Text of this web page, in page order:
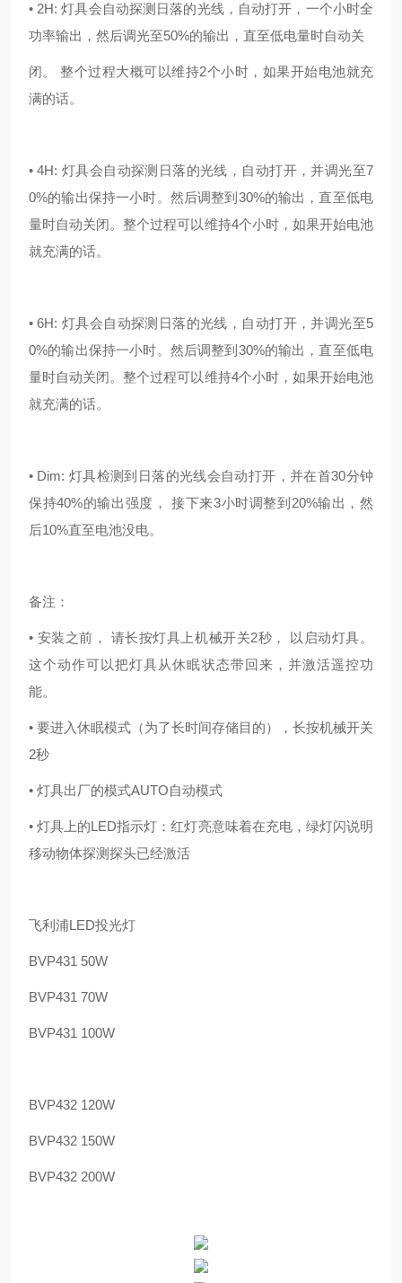
• 2H: 灯具会自动探测日落的光线，自动打开，一个小时全
功率输出，然后调光至50%的输出，直至低电量时自动关
闭。 整个过程大概可以维持2个小时，如果开始电池就充
满的话。
• 4H: 灯具会自动探测日落的光线，自动打开，并调光至7
0%的输出保持一小时。然后调整到30%的输出，直至低电
量时自动关闭。整个过程可以维持4个小时，如果开始电池
就充满的话。
• 6H: 灯具会自动探测日落的光线，自动打开，并调光至5
0%的输出保持一小时。然后调整到30%的输出，直至低电
量时自动关闭。整个过程可以维持4个小时，如果开始电池
就充满的话。
• Dim: 灯具检测到日落的光线会自动打开，并在首30分钟
保持40%的输出强度， 接下来3小时调整到20%输出，然
后10%直至电池没电。
备注：
• 安装之前， 请长按灯具上机械开关2秒， 以启动灯具。
这个动作可以把灯具从休眠状态带回来，并激活遥控功
能。
• 要进入休眠模式（为了长时间存储目的），长按机械开关
2秒
• 灯具出厂的模式AUTO自动模式
• 灯具上的LED指示灯：红灯亮意味着在充电，绿灯闪说明
移动物体探测探头已经激活
飞利浦LED投光灯
BVP431 50W
BVP431 70W
BVP431 100W
BVP432 120W
BVP432 150W
BVP432 200W